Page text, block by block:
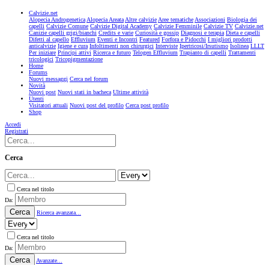
Calvizie.net
Alopecia AndrogeneticaAlopecia AreataAltre calvizieAree tematicheAssociazioni Biologia dei
capelli Calvizie Comune Calvizie Digital Academy Calvizie Femminile Calvizie TV Calvizie.net
Canizie capelli grigi/bianchi Credits e varie Curiosità e gossip Diagnosi e terapia Dieta e capelli
Difetti al capello Effluvium Eventi e Incontri Featured Forfora e Pidocchi I migliori prodotti
anticalvizie Igiene e cura Infoltimenti non chirurgici Interviste Ipertricosi/Irsutismo Isolinea LLLT
Per iniziare Principi attivi Ricerca e futuro Telogen Effluvium Trapianto di capelli Trattamenti
tricologici Tricopigmentazione
Home
Forums
Nuovi messaggi Cerca nel forum
Novità
Nuovi post Nuovi stati in bacheca Ultime attività
Utenti
Visitatori attuali Nuovi post del profilo Cerca post profilo
Shop
Accedi
Registrati
Cerca
Cerca nel titolo
Da:
Cerca Ricerca avanzata...
Cerca nel titolo
Da:
Cerca
Avanzate...